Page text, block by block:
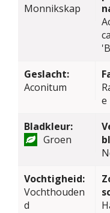
Monnikskap
Geslacht:
Aconitum
e
Bladkleur:
Groen
Vochtigheid:
Vochthouden
d